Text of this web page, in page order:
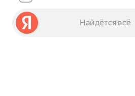
Найдётся всё